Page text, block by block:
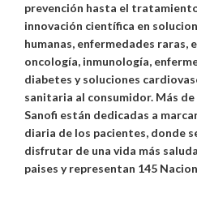
prevención hasta el
innovación científica en
humanas, enfermedades raras,
oncología, inmunología,
diabetes y soluciones
sanitaria al consumidor. Más de
Sanofi están dedicadas a
diaria de los pacientes, donde
disfrutar de una vida más
paises y representan 145